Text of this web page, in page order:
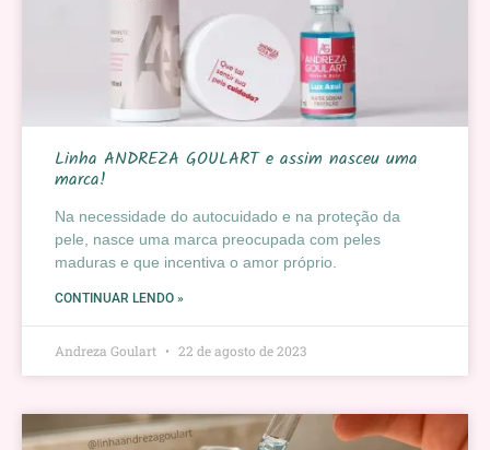
Linha ANDREZA GOULART e assim nasceu uma
marca!
Na necessidade do autocuidado e na proteção da
pele, nasce uma marca preocupada com peles
maduras e que incentiva o amor próprio.
CONTINUAR LENDO »
Andreza Goulart 22 de agosto de 2023